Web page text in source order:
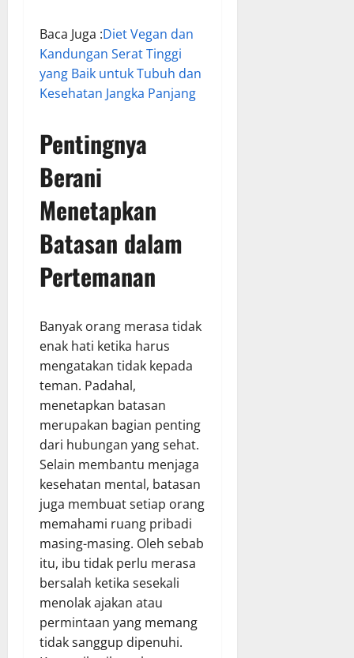
Baca Juga :Diet Vegan dan
Kandungan Serat Tinggi
yang Baik untuk Tubuh dan
Kesehatan Jangka Panjang
Pentingnya
Berani
Menetapkan
Batasan dalam
Pertemanan
Banyak orang merasa tidak
enak hati ketika harus
mengatakan tidak kepada
teman. Padahal,
menetapkan batasan
merupakan bagian penting
dari hubungan yang sehat.
Selain membantu menjaga
kesehatan mental, batasan
juga membuat setiap orang
memahami ruang pribadi
masing-masing. Oleh sebab
itu, ibu tidak perlu merasa
bersalah ketika sesekali
menolak ajakan atau
permintaan yang memang
tidak sanggup dipenuhi.